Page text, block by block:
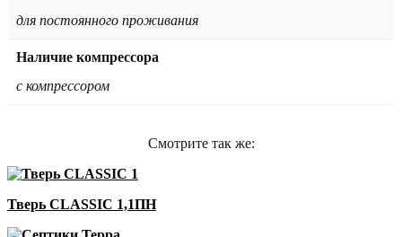
для постоянного проживания
Наличие компрессора
с компрессором
Смотрите так же:
Тверь CLASSIC 1,1ПН